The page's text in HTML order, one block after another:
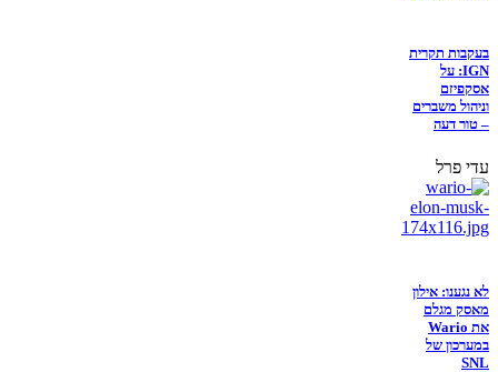
בעקבות תקרית
IGN: על
אסקפיזם
וניהול משברים
– טור דעה
עדי פרל
לא נגענו: אילון
מאסק מגלם
את Wario
במערכון של
SNL